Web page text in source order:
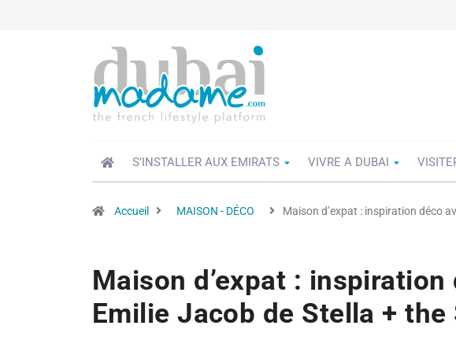
S’INSTALLER AUX EMIRATS VIVRE A DUBAI
Accueil MAISON - DÉCO Maison d’expat : inspiration déco
Maison d’expat :
Emilie Jacob de Stella + the